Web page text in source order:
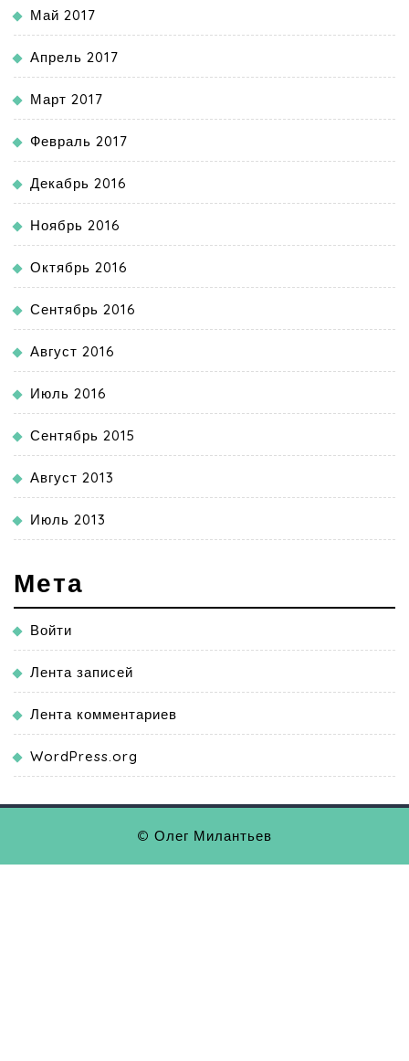
Май 2017
Апрель 2017
Март 2017
Февраль 2017
Декабрь 2016
Ноябрь 2016
Октябрь 2016
Сентябрь 2016
Август 2016
Июль 2016
Сентябрь 2015
Август 2013
Июль 2013
Мета
Войти
Лента записей
Лента комментариев
WordPress.org
© Олег Милантьев